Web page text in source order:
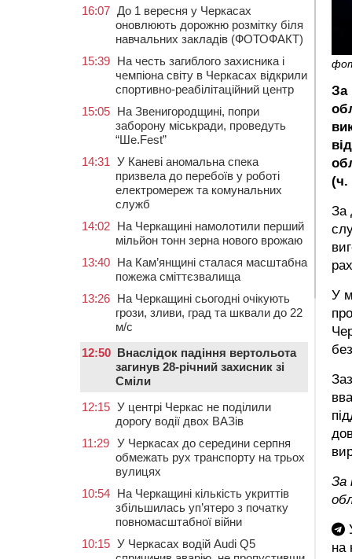
За
(ч.
За
У
За
на
16:07 До 1 вересня у Черкасах
оновлюють дорожню розмітку біля
навчальних закладів (ФОТОФАКТ)
15:39 На честь загиблого захисника і
чемпіона світу в Черкасах відкрили
спортивно-реабілітаційний центр
15:05 На Звенигородщині, попри
заборону міськради, проведуть
“Ше.Fest”
14:31 У Каневі аномальна спека
призвела до перебоїв у роботі
електромереж та комунальних
служб
14:02 На Черкащині намолотили перший
мільйон тонн зерна нового врожаю
13:40 На Кам’янщині сталася масштабна
пожежа сміттєзвалища
13:26 На Черкащині сьогодні очікують
грози, зливи, град та шквали до 22
м/с
12:50 Внаслідок падіння вертольота
загинув 28-річний захисник зі
Сміли
12:15 У центрі Черкас не поділили
дорогу водії двох ВАЗів
11:29 У Черкасах до середини серпня
обмежать рух транспорту на трьох
вулицях
10:54 На Черкащині кількість укриттів
збільшилась уп’ятеро з початку
повномасштабної війни
10:15 У Черкасах водій Audi Q5